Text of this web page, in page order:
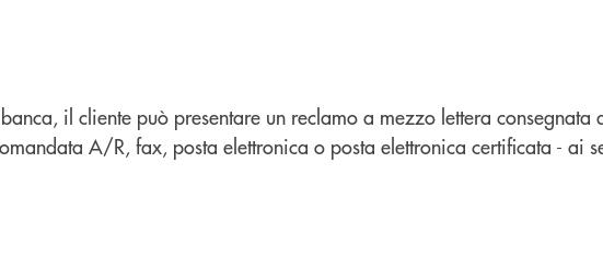
il cliente può presentare un reclamo a mezzo lettera
A/R, fax, posta elettronica o posta elettronica certificata - ai